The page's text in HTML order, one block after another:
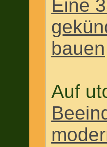
Eine
bauen
Auf